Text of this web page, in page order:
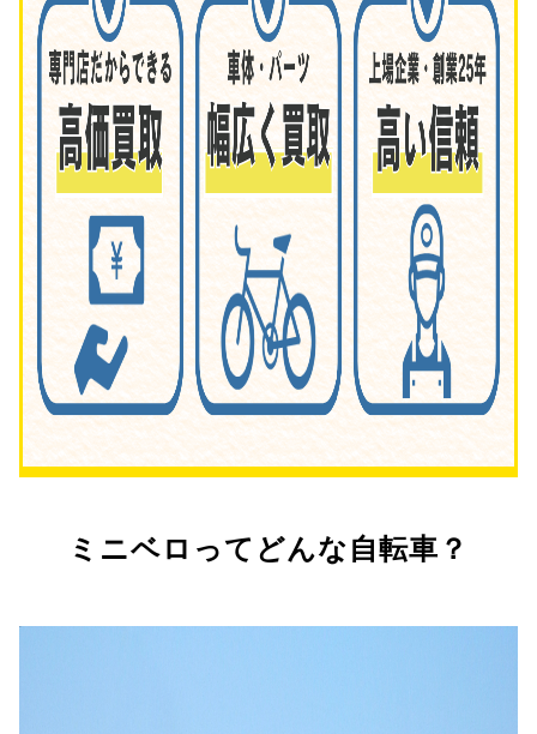
ミニベロってどんな自転車？